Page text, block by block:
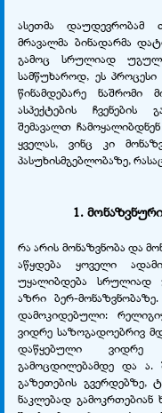
ასეთმა დაუდევრობამ
მრავალმა ბინადარმა
გამოც სრულიად
სამწუხაროდ, ეს
წინამდებარე
ასპექტების ჩვენების
შემავალთ
ყველას, ვინც კი
პასუხისმგებლობაზე,
1.
რა არის მონაზვნობა და
აწყდება ყოველი
უყალიბდება სრულიად
აზრი ბერ-
დამოკიდებული:
ვიდრე საზოგადოებრივ
დაწყებული
გამოცდილებამდე და ა.
გაზეთების გვერდებზე,
ნაკლებად გამოკრთებიან